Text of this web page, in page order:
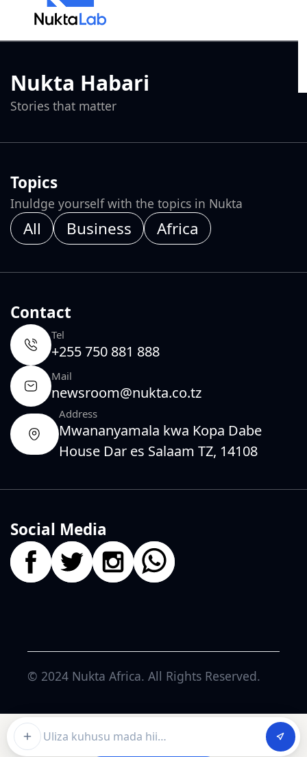
Ask about this article
Nukta Habari
Stories that matter
Topics
Inuldge yourself with the topics in Nukta
All Business Africa
Contact
Tel
+255 750 881 888
Mail
newsroom@nukta.co.tz
Address
Mwananyamala kwa Kopa Dabe
House Dar es Salaam TZ, 14108
Social Media
© 2024 Nukta Africa. All Rights Reserved.